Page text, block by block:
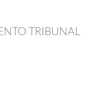
TRIBUNAL